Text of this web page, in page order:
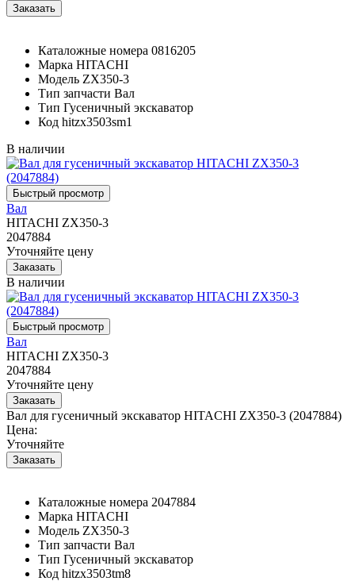
Каталожные номера 0816205
Марка HITACHI
Модель ZX350-3
Тип запчасти Вал
Тип Гусеничный экскаватор
Код hitzx3503sm1
В наличии
Вал
HITACHI ZX350-3
2047884
Уточняйте цену
В наличии
Вал
HITACHI ZX350-3
2047884
Уточняйте цену
Вал для гусеничный экскаватор HITACHI ZX350-3 (2047884)
Цена:
Уточняйте
Каталожные номера 2047884
Марка HITACHI
Модель ZX350-3
Тип запчасти Вал
Тип Гусеничный экскаватор
Код hitzx3503tm8